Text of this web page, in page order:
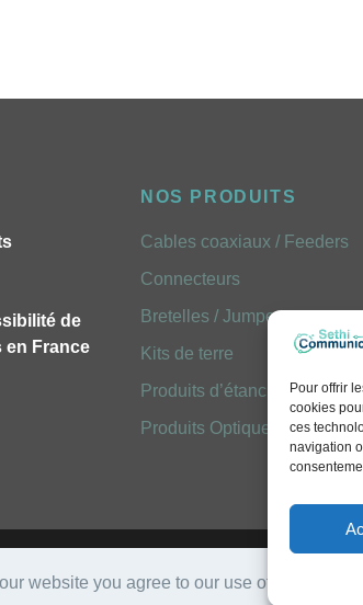
Pour offrir
cookies
ces
navigation
website you agree to our use of cookies.
de
en France
NOS PRODUITS
Cables coaxiaux / Feeders
Connecteurs
Bretelles / Jumpers
Kits de terre
Produits d’étancheites
Produits Optiques FOLAN
légales - Réalisation